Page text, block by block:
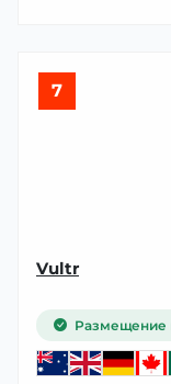
7
Vultr
Размещение